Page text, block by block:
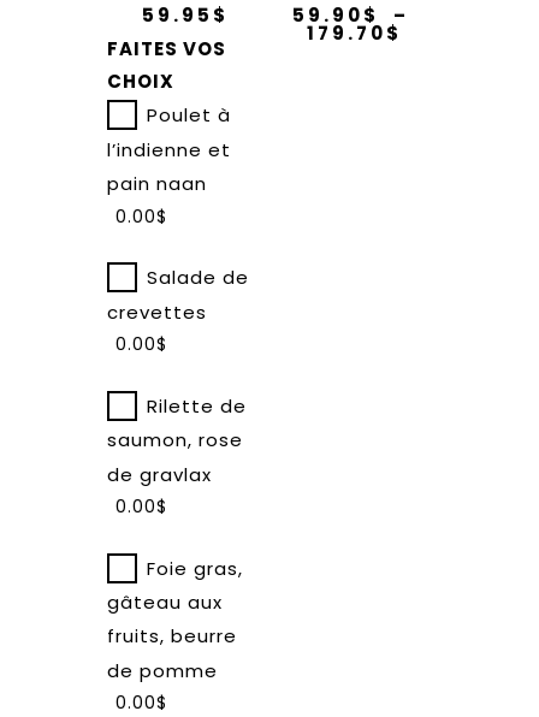
59.95$
FAITES VOS
CHOIX
Poulet à
l’indienne et
pain naan
0.00$
Salade de
crevettes
0.00$
Rilette de
saumon, rose
de gravlax
0.00$
Foie gras,
gâteau aux
fruits, beurre
de pomme
0.00$
59.90$ –
179.70$